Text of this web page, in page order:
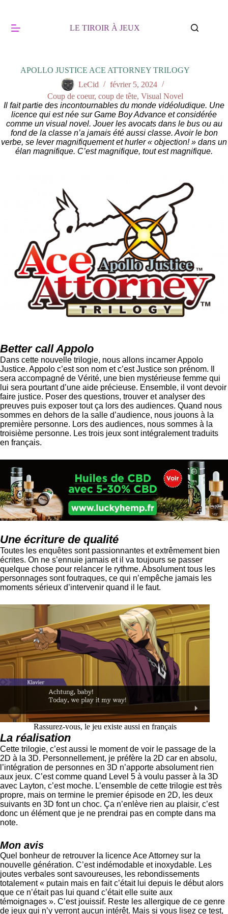
LE TIROIR À JEUX
APOLLO JUSTICE ACE ATTORNEY TRILOGY
LeCid
février 5, 2024
Coup de coeur, coup de tête, Visual Novel
Il fait partie des incontournables du monde vidéoludique. Une
licence qui est née sur Game Boy Advance et considérée
comme un visual novel. Jouer les avocats dans le bus ou au
fond de la classe n’a jamais été aussi classe. Avoir le bon
verbe, se lever magnifiquement et hurler « objection! » dans un
élan magnifique. C’est magnifique, tout est magnifique.
Better call Appolo
Dans cette nouvelle trilogie, nous allons incarner Appolo
Justice. Appolo c’est son nom et c’est Justice son prénom. Il
sera accompagné de Vérité, une bien mystérieuse femme qui
lui sera pourtant d’une aide précieuse. Ensemble, il vont devoir
faire justice. Poser des questions, trouver et analyser des
preuves puis exposer tout ça lors des audiences. Quand nous
sommes en dehors de la salle d’audience, nous jouons à la
première personne. Lors des audiences, nous sommes à la
troisième personne. Les trois jeux sont intégralement traduits
en français.
Une écriture de qualité
Toutes les enquêtes sont passionnantes et extrêmement bien
écrites. On ne s’ennuie jamais et il va toujours se passer
quelque chose pour relancer le rythme. Absolument tous les
personnages sont foutraques, ce qui n’empêche jamais les
moments sérieux d’intervenir quand il le faut.
Rassurez-vous, le jeu existe aussi en français
La réalisation
Cette trilogie, c’est aussi le moment de voir le passage de la
2D à la 3D. Personnellement, je préfère la 2D car en absolu,
l’intégration de personnes en 3D n’apporte absolument rien
aux jeux. C’est comme quand Level 5 à voulu passer à la 3D
avec Layton, c’est moche. L’ensemble de cette trilogie est très
propre, mais on termine le premier épisode en 2D, les deux
suivants en 3D font un choc. Ça n’enlève rien au plaisir, c’est
donc un élément que je ne prendrai pas en compte dans ma
note.
Mon avis
Quel bonheur de retrouver la licence Ace Attorney sur la
nouvelle génération. C’est indémodable et inoxydable. Les
joutes verbales sont savoureuses, les rebondissements
totalement « putain mais en fait c’était lui depuis le début alors
que ce n’était pas lui quand c’était elle suite aux
témoignages ». C’est jouissif. Reste les allergique de ce genre
de jeux qui n’y verront aucun intérêt. Mais si vous lisez ce test,